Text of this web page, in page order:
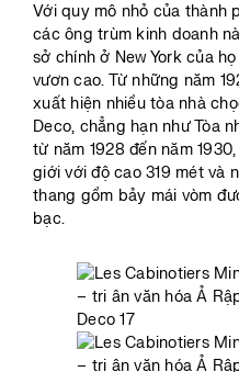
Với quy mô nhỏ của thành
các ông trùm kinh doanh
sở chính ở New York của
vươn cao. Từ những năm
xuất hiện nhiều tòa nhà
Deco, chẳng hạn như Tòa
từ năm 1928 đến năm
giới với độ cao 319 mét và
thang gồm bảy mái vòm
bạc.